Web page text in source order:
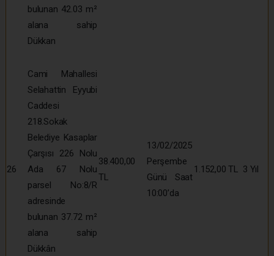
bulunan 42.03 m²
alana sahip
Dükkan
26
Cami Mahallesi
Selahattin Eyyubi
Caddesi
218.Sokak
Belediye Kasaplar
Çarşısı 226 Nolu
Ada 67 Nolu
parsel No:8/R
adresinde
bulunan 37.72 m²
alana sahip
Dükkân
38.400,00
TL
13/02/2025
Perşembe
Günü Saat
10:00’da
1.152,00 TL 3 Yıl